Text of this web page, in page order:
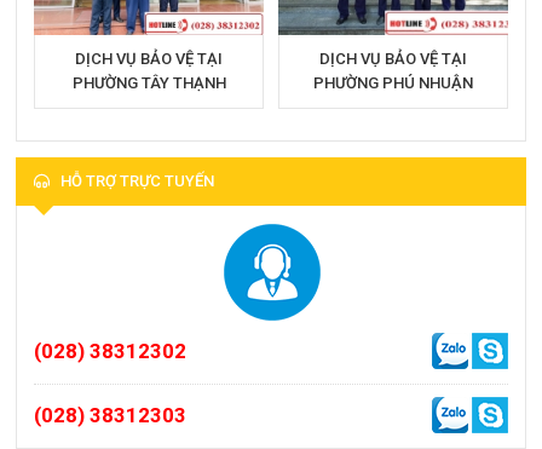
DỊCH VỤ BẢO VỆ TẠI
PHƯỜNG TÂY THẠNH
DỊCH VỤ BẢO VỆ TẠI
PHƯỜNG PHÚ NHUẬN
HỖ TRỢ TRỰC TUYẾN
(028) 38312302
(028) 38312303